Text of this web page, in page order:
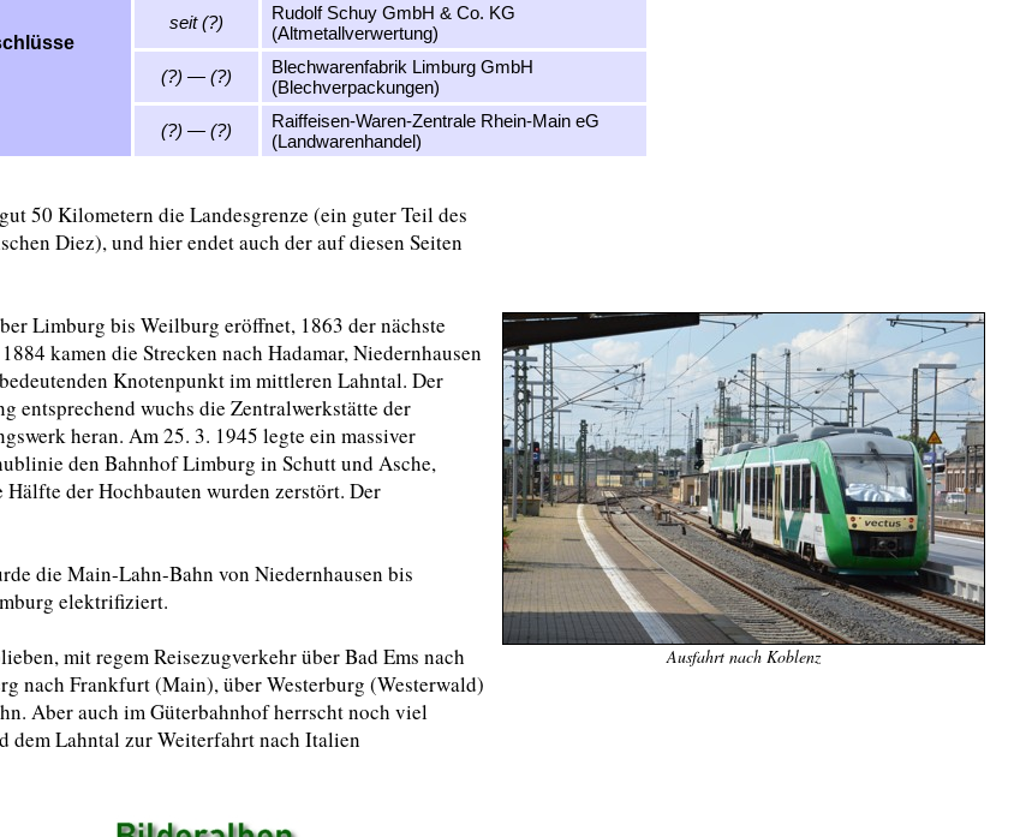
seit (?)
Rudolf Schuy GmbH & Co. KG
(Altmetallverwertung)
(?) — (?)
Blechwarenfabrik Limburg GmbH
(Blechverpackungen)
(?) — (?)
Raiffeisen-Waren-Zentrale Rhein-Main eG
(Landwarenhandel)
50 Kilometern die Landesgrenze (ein guter Teil des
Diez), und hier endet auch der auf diesen Seiten
Limburg bis Weilburg eröffnet, 1863 der nächste
kamen die Strecken nach Hadamar, Niedernhausen
Knotenpunkt im mittleren Lahntal. Der
entsprechend wuchs die Zentralwerkstätte der
heran. Am 25. 3. 1945 legte ein massiver
den Bahnhof Limburg in Schutt und Asche,
der Hochbauten wurden zerstört. Der
die Main-Lahn-Bahn von Niedernhausen bis
elektrifiziert.
mit regem Reisezugverkehr über Bad Ems nach
nach Frankfurt (Main), über Westerburg (Westerwald)
Aber auch im Güterbahnhof herrscht noch viel
dem Lahntal zur Weiterfahrt nach Italien
Ausfahrt nach Koblenz